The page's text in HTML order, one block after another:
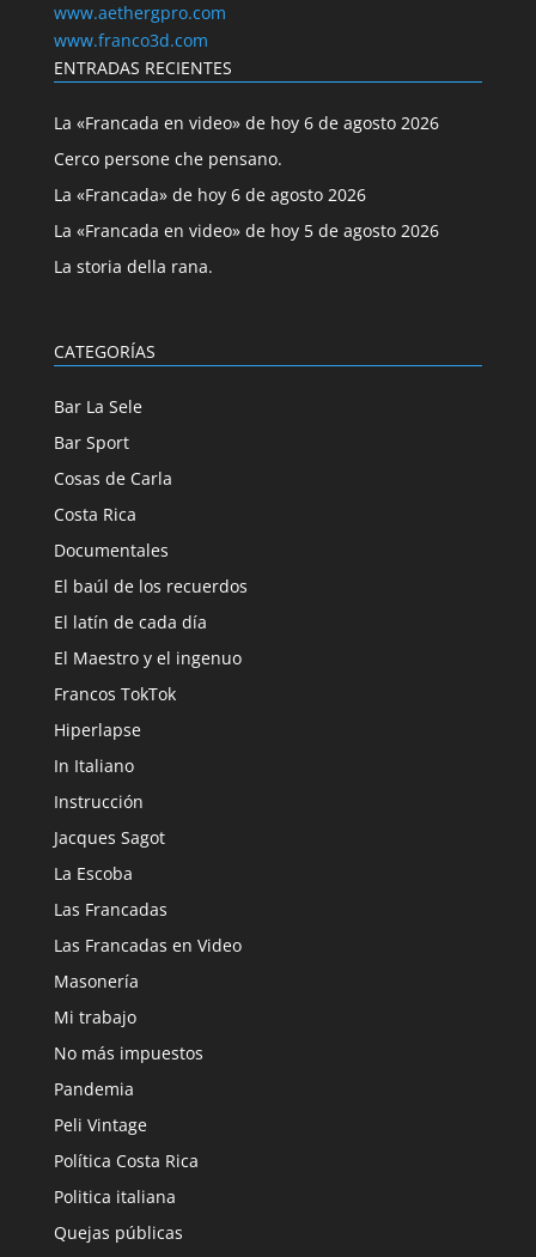
www.aethergpro.com
www.franco3d.com
ENTRADAS RECIENTES
La «Francada en video» de hoy 6 de agosto 2026
Cerco persone che pensano.
La «Francada» de hoy 6 de agosto 2026
La «Francada en video» de hoy 5 de agosto 2026
La storia della rana.
CATEGORÍAS
Bar La Sele
Bar Sport
Cosas de Carla
Costa Rica
Documentales
El baúl de los recuerdos
El latín de cada día
El Maestro y el ingenuo
Francos TokTok
Hiperlapse
In Italiano
Instrucción
Jacques Sagot
La Escoba
Las Francadas
Las Francadas en Video
Masonería
Mi trabajo
No más impuestos
Pandemia
Peli Vintage
Política Costa Rica
Politica italiana
Quejas públicas